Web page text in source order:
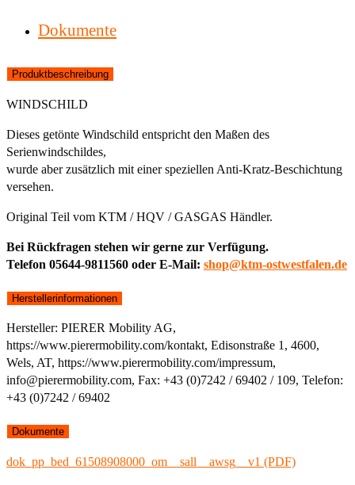
Dokumente
Produktbeschreibung
WINDSCHILD
Dieses getönte Windschild entspricht den Maßen des
Serienwindschildes,
wurde aber zusätzlich mit einer speziellen Anti-Kratz-Beschichtung
versehen.
Original Teil vom KTM / HQV / GASGAS Händler.
Bei Rückfragen stehen wir gerne zur Verfügung.
Telefon 05644-9811560 oder E-Mail: shop@ktm-ostwestfalen.de
Herstellerinformationen
Hersteller: PIERER Mobility AG,
https://www.pierermobility.com/kontakt, Edisonstraße 1, 4600,
Wels, AT, https://www.pierermobility.com/impressum,
info@pierermobility.com, Fax: +43 (0)7242 / 69402 / 109, Telefon:
+43 (0)7242 / 69402
Dokumente
dok_pp_bed_61508908000_om__sall__awsg__v1 (PDF)